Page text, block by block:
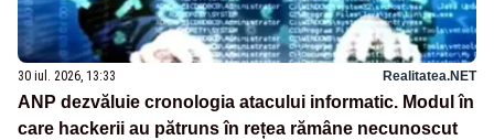
30 iul. 2026, 13:33 Realitatea.NET
ANP dezvăluie cronologia atacului informatic. Modul în
care hackerii au pătruns în rețea rămâne necunoscut